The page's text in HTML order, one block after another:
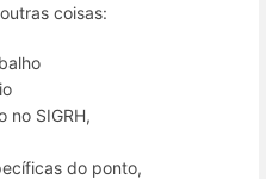
coisas:
no SIGRH,
do ponto,